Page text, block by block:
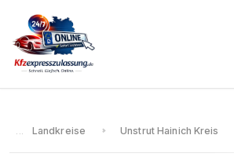
Landkreise Unstrut Hainich Kreis